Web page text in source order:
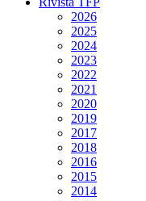
2026
2025
2024
2023
2022
2021
2020
2019
2017
2018
2016
2015
2014